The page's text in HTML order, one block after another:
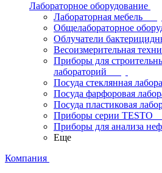
Лабораторное оборудование
Лабораторная мебель
Общелабораторное
Облучатели
Весоизмерительная
Приборы для
лабораторий
Посуда стеклянная
Посуда фарфоровая
Посуда пластиковая
Приборы серии TESTO
Приборы для анализа
Еще
Компания